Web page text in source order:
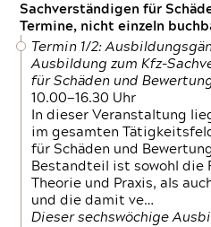
Sachverständigen für
Termine, nicht einzeln
Termin 1/2:
Ausbildung zum Kfz-
für Schäden und
10.00—16.30 Uhr
In dieser Veranstaltung
im gesamten
für Schäden und
Bestandteil ist sowohl die
Theorie und Praxis, als
und die damit ve…
Dieser sechswöchige